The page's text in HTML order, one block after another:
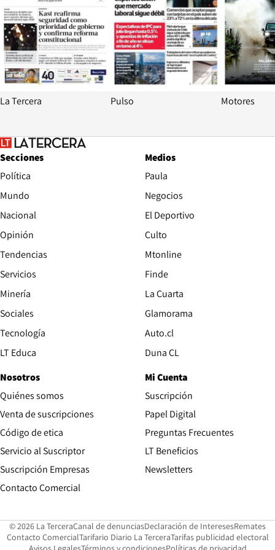
La Tercera Pulso Motores
Secciones
Política
Mundo
Nacional
Opinión
Tendencias
Servicios
Minería
Sociales
Tecnología
LT Educa
Medios
Paula
Negocios
El Deportivo
Culto
Mtonline
Finde
La Cuarta
Glamorama
Auto.clOpens in new window
Duna CLOpens in new window
Nosotros
Quiénes somos
Venta de suscripciones
Código de etica Opens in new window
Servicio al Suscriptor
Suscripción Empresas
Contacto ComercialOpens in new window
Mi Cuenta
Suscripción
Papel DigitalOpens in new
Preguntas Frecuentes
LT Beneficios
Newsletters
© 2026 La TerceraCanal de denunciasOpens in new window
Declaración de InteresesOpens in
Remates
Contacto ComercialOpens in new window
Tarifario Diario La TerceraOpens in new window
Tarifas publicidad electoral